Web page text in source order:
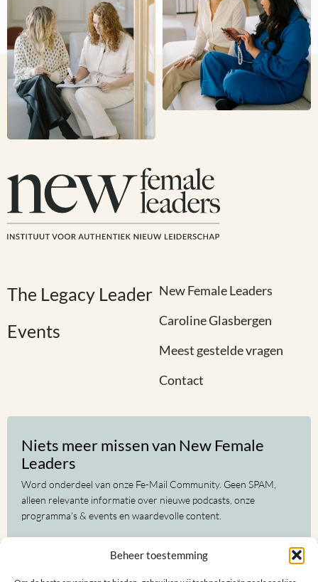
Beheer toestemming
The Legacy Leader
Events
New Female Leaders
Caroline Glasbergen
Meest gestelde vragen
Contact
Niets meer missen van New Female
Leaders
Word onderdeel van onze Fe-Mail Community. Geen SPAM,
alleen relevante informatie over nieuwe podcasts, onze
programma’s & events en waardevolle content.